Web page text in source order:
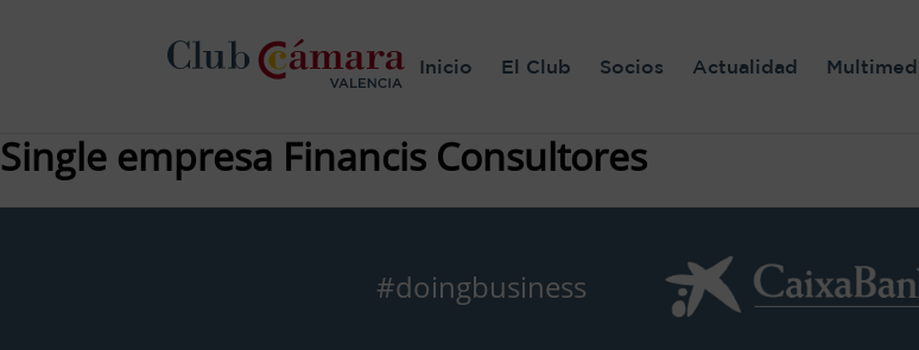
Inicio El Club Socios Actualidad
Single empresa Financis Consultores
#doingbusiness